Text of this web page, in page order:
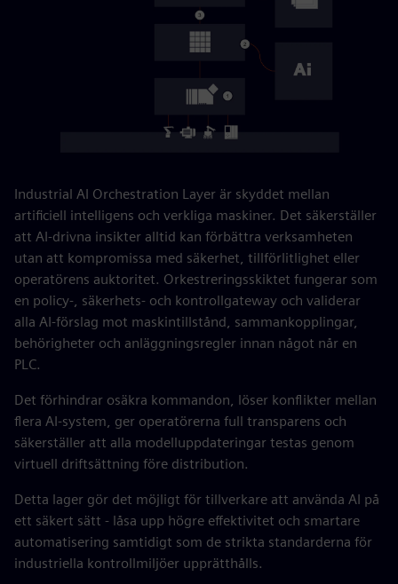
Industrial AI Orchestration Layer är skyddet mellan
artificiell intelligens och verkliga maskiner. Det säkerställer
att AI-drivna insikter alltid kan förbättra verksamheten
utan att kompromissa med säkerhet, tillförlitlighet eller
operatörens auktoritet. Orkestreringsskiktet fungerar som
en policy-, säkerhets- och kontrollgateway och validerar
alla AI-förslag mot maskintillstånd, sammankopplingar,
behörigheter och anläggningsregler innan något når en
PLC.
Det förhindrar osäkra kommandon, löser konflikter mellan
flera AI-system, ger operatörerna full transparens och
säkerställer att alla modelluppdateringar testas genom
virtuell driftsättning före distribution.
Detta lager gör det möjligt för tillverkare att använda AI på
ett säkert sätt - låsa upp högre effektivitet och smartare
automatisering samtidigt som de strikta standarderna för
industriella kontrollmiljöer upprätthålls.